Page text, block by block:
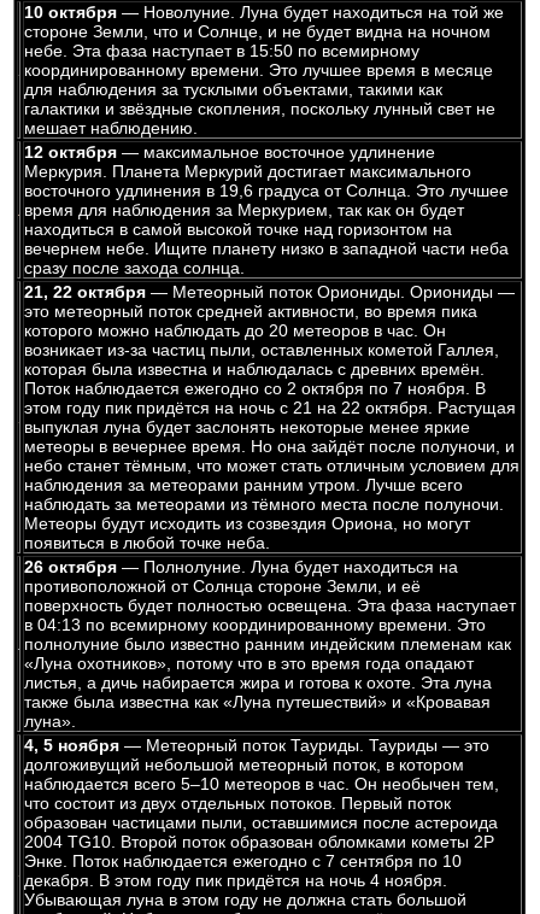
10 октября— Новолуние. Луна будет находиться на той же
стороне Земли, что и Солнце, и не будет видна на ночном
небе. Эта фаза наступает в 15:50 по всемирному
координированному времени. Это лучшее время в месяце
для наблюдения за тусклыми объектами, такими как
галактики и звёздные скопления, поскольку лунный свет не
мешает наблюдению.
12 октября— максимальное восточное удлинение
Меркурия. Планета Меркурий достигает максимального
восточного удлинения в 19,6 градуса от Солнца. Это лучшее
время для наблюдения за Меркурием, так как он будет
находиться в самой высокой точке над горизонтом на
вечернем небе. Ищите планету низко в западной части неба
сразу после захода солнца.
21, 22 октября— Метеорный поток Ориониды. Ориониды —
это метеорный поток средней активности, во время пика
которого можно наблюдать до 20 метеоров в час. Он
возникает из-за частиц пыли, оставленных кометой Галлея,
которая была известна и наблюдалась с древних времён.
Поток наблюдается ежегодно со 2 октября по 7 ноября. В
этом году пик придётся на ночь с 21 на 22 октября. Растущая
выпуклая луна будет заслонять некоторые менее яркие
метеоры в вечернее время. Но она зайдёт после полуночи, и
небо станет тёмным, что может стать отличным условием для
наблюдения за метеорами ранним утром. Лучше всего
наблюдать за метеорами из тёмного места после полуночи.
Метеоры будут исходить из созвездия Ориона, но могут
появиться в любой точке неба.
26 октября— Полнолуние. Луна будет находиться на
противоположной от Солнца стороне Земли, и её
поверхность будет полностью освещена. Эта фаза наступает
в 04:13 по всемирному координированному времени. Это
полнолуние было известно ранним индейским племенам как
«Луна охотников», потому что в это время года опадают
листья, а дичь набирается жира и готова к охоте. Эта луна
также была известна как «Луна путешествий» и «Кровавая
луна».
4, 5 ноября— Метеорный поток Тауриды. Тауриды — это
долгоживущий небольшой метеорный поток, в котором
наблюдается всего 5–10 метеоров в час. Он необычен тем,
что состоит из двух отдельных потоков. Первый поток
образован частицами пыли, оставшимися после астероида
2004 TG10. Второй поток образован обломками кометы 2P
Энке. Поток наблюдается ежегодно с 7 сентября по 10
декабря. В этом году пик придётся на ночь 4 ноября.
Убывающая луна в этом году не должна стать большой